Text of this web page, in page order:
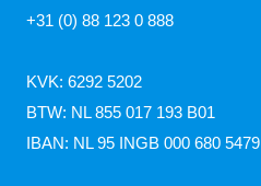
+31 (0) 88 123 0 888
KVK: 6292 5202
BTW: NL 855 017 193 B01
IBAN: NL 95 INGB 000 680 5479